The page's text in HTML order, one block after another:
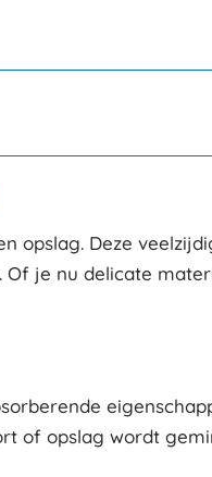
opslag. Deze
je nu delicate
of opslag wordt